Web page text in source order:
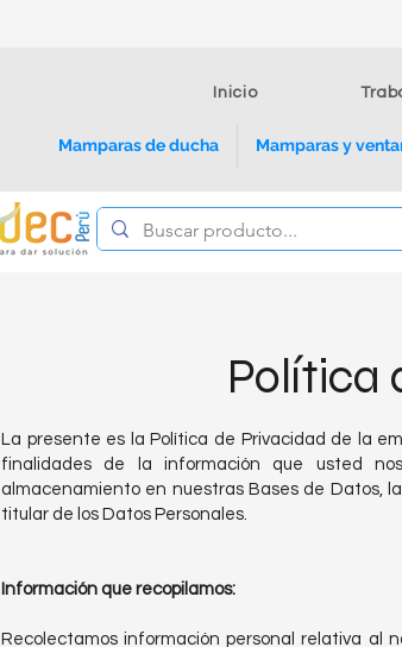
Inicio
Mamparas de ducha Mamparas y
Política
La presente es la Política de Privacidad de la
finalidades de la información que usted
almacenamiento en nuestras Bases de Datos,
titular de los Datos Personales.
Información que recopilamos:
Recolectamos información personal relativa al